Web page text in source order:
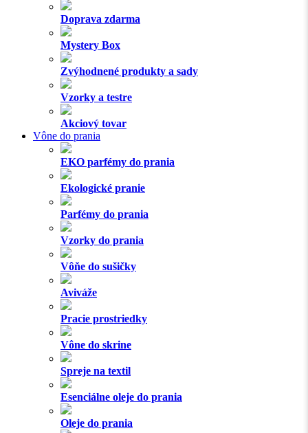
Doprava zdarma
Mystery Box
Zvýhodnené produkty a sady
Vzorky a testre
Akciový tovar
Vône do prania
EKO parfémy do prania
Ekologické pranie
Parfémy do prania
Vzorky do prania
Vôňe do sušičky
Aviváže
Pracie prostriedky
Vône do skrine
Spreje na textil
Esenciálne oleje do prania
Oleje do prania